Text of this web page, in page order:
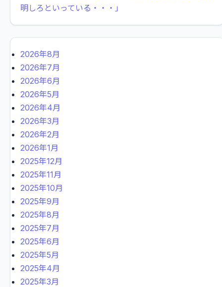
明しろといっている・・・」
2026年8月
2026年7月
2026年6月
2026年5月
2026年4月
2026年3月
2026年2月
2026年1月
2025年12月
2025年11月
2025年10月
2025年9月
2025年8月
2025年7月
2025年6月
2025年5月
2025年4月
2025年3月